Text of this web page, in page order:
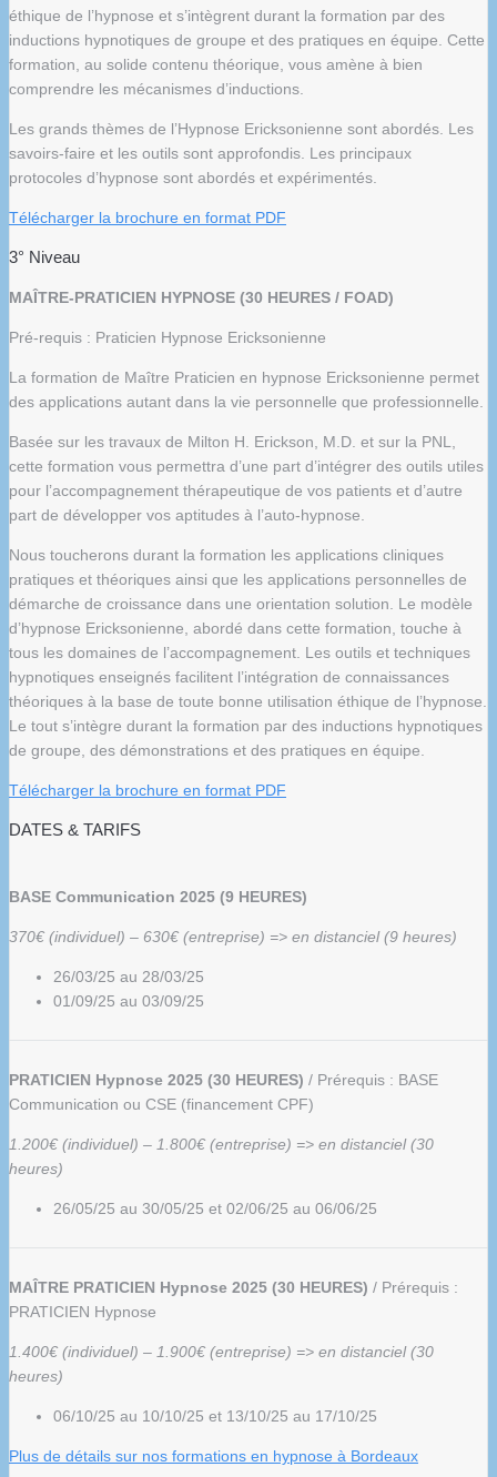
éthique de l’hypnose et s’intègrent durant la formation par des
inductions hypnotiques de groupe et des pratiques en équipe. Cette
formation, au solide contenu théorique, vous amène à bien
comprendre les mécanismes d’inductions.
Les grands thèmes de l’Hypnose Ericksonienne sont abordés. Les
savoirs-faire et les outils sont approfondis. Les principaux
protocoles d’hypnose sont abordés et expérimentés.
Télécharger la brochure en format PDF
3° Niveau
MAÎTRE-PRATICIEN HYPNOSE (30 HEURES / FOAD)
Pré-requis : Praticien Hypnose Ericksonienne
La formation de Maître Praticien en hypnose Ericksonienne permet
des applications autant dans la vie personnelle que professionnelle.
Basée sur les travaux de Milton H. Erickson, M.D. et sur la PNL,
cette formation vous permettra d’une part d’intégrer des outils utiles
pour l’accompagnement thérapeutique de vos patients et d’autre
part de développer vos aptitudes à l’auto-hypnose.
Nous toucherons durant la formation les applications cliniques
pratiques et théoriques ainsi que les applications personnelles de
démarche de croissance dans une orientation solution. Le modèle
d’hypnose Ericksonienne, abordé dans cette formation, touche à
tous les domaines de l’accompagnement. Les outils et techniques
hypnotiques enseignés facilitent l’intégration de connaissances
théoriques à la base de toute bonne utilisation éthique de l’hypnose.
Le tout s’intègre durant la formation par des inductions hypnotiques
de groupe, des démonstrations et des pratiques en équipe.
Télécharger la brochure en format PDF
DATES & TARIFS
BASE Communication 2025 (9 HEURES)
370€ (individuel) – 630€ (entreprise) => en distanciel (9 heures)
26/03/25 au 28/03/25
01/09/25 au 03/09/25
PRATICIEN Hypnose 2025 (30 HEURES) / Prérequis : BASE
Communication ou CSE (financement CPF)
1.200€ (individuel) – 1.800€ (entreprise) => en distanciel (30
heures)
26/05/25 au 30/05/25 et 02/06/25 au 06/06/25
MAÎTRE PRATICIEN Hypnose 2025 (30 HEURES) / Prérequis :
PRATICIEN Hypnose
1.400€ (individuel) – 1.900€ (entreprise) => en distanciel (30
heures)
06/10/25 au 10/10/25 et 13/10/25 au 17/10/25
Plus de détails sur nos formations en hypnose à Bordeaux